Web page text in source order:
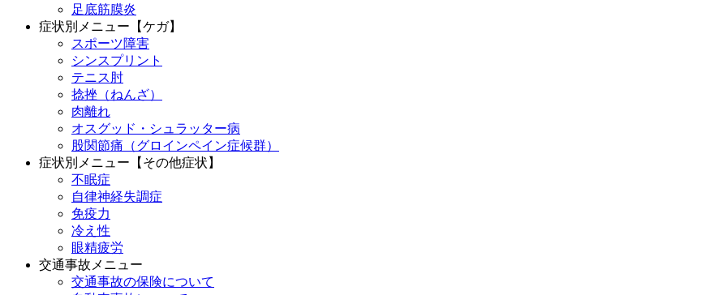
足底筋膜炎
症状別メニュー【ケガ】
スポーツ障害
シンスプリント
テニス肘
捻挫（ねんざ）
肉離れ
オスグッド・シュラッター病
股関節痛（グロインペイン症候群）
症状別メニュー【その他症状】
不眠症
自律神経失調症
免疫力
冷え性
眼精疲労
交通事故メニュー
交通事故の保険について